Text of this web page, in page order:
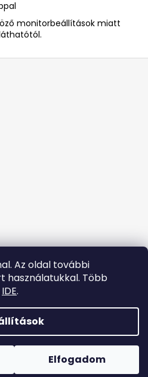
Az oldal további
használatukkal. Több
IDE.
Elfogadom
monitorbeállítások miatt
. Minden jog fenntartva.
szerkesztése